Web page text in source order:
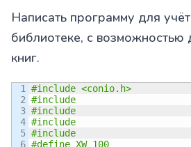
Написать программу для
библиотеке, с возможностью
книг.
1
2
3
4
5
6
#include <conio.h>
#include
#include
#include
#include
#define XW 100